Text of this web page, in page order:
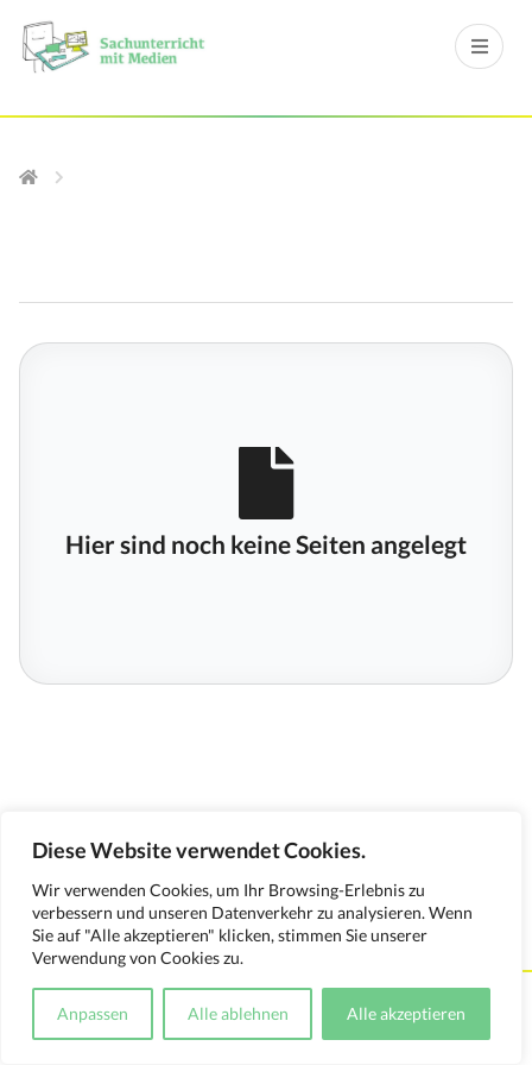
Diese Website verwendet Cookies.
Wir verwenden Cookies, um Ihr Browsing-Erlebnis zu
verbessern und unseren Datenverkehr zu analysieren. Wenn
Sie auf "Alle akzeptieren" klicken, stimmen Sie unserer
Verwendung von Cookies zu.
Anpassen Alle ablehnen Alle akzeptieren
Hier sind noch keine Seiten angelegt
Kontakt Impressum Datenschutzerklärung
Medienverwendungsnachweis